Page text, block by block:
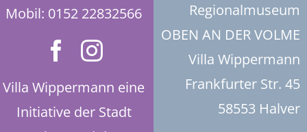
Mobil: 0152 22832566
Villa Wippermann eine
Initiative der Stadt
Regionalmuseum
OBEN AN DER VOLME
Villa Wippermann
Frankfurter Str. 45
58553 Halver